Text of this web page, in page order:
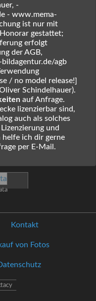
-
- www.mema-
ist nur mit
gestattet;
erfolgt
der AGB,
agb
/ no model release!]
Schindelhauer).
auf Anfrage.
lizenzierbar sind,
auch als solches
und
helfe ich dir gerne
per E-Mail.
Kontakt
von Fotos